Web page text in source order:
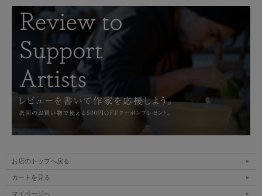
お店のトップへ戻る
カートを見る
マイページへ